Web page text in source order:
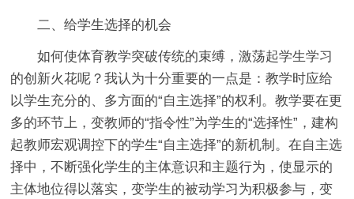
二、给学生选择的机会
如何使体育教学突破传统的束缚，激荡起学生学习
的创新火花呢？我认为十分重要的一点是：教学时应给
以学生充分的、多方面的“自主选择”的权利。教学要在更
多的环节上，变教师的“指令性”为学生的“选择性”，建构
起教师宏观调控下的学生“自主选择”的新机制。在自主选
择中，不断强化学生的主体意识和主题行为，使显示的
主体地位得以落实，变学生的被动学习为积极参与，变